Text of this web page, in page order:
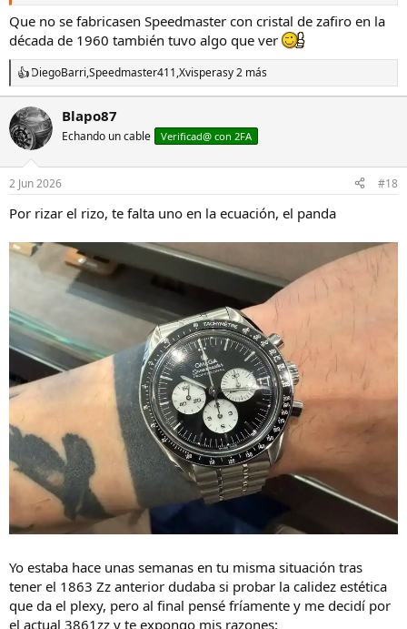
Que no se fabricasen Speedmaster con cristal de zafiro en la
década de 1960 también tuvo algo que ver
R
e
a
c
c
o
n
e
s
DiegoBarri,Speedmaster411,Xvisperasy 2 más
Blapo87
Echando un cable Verificad@ con 2FA
2 Jun 2026 #18
Por rizar el rizo, te falta uno en la ecuación, el panda
Yo estaba hace unas semanas en tu misma situación tras
tener el 1863 Zz anterior dudaba si probar la calidez estética
que da el plexy, pero al final pensé fríamente y me decidí por
el actual 3861zz y te expongo mis razones: